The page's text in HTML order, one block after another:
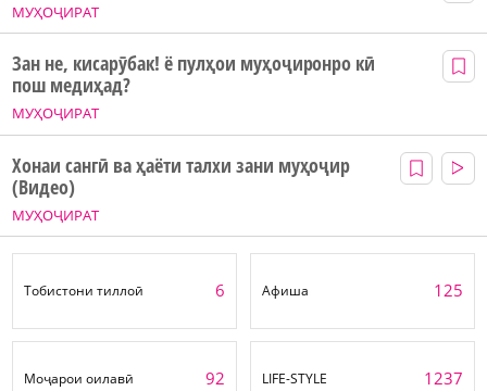
МУҲОҶИРАТ
МУҲОҶИРАТ
Зан не, кисарӯбак! ё пулҳои муҳоҷиронро кӣ
пош медиҳад?
МУҲОҶИРАТ
Хонаи сангӣ ва ҳаёти талхи зани муҳоҷир
(Видео)
Тобистони тиллоӣ 6 Афиша 125
Моҷарои оилавӣ 92 LIFE-STYLE 1237